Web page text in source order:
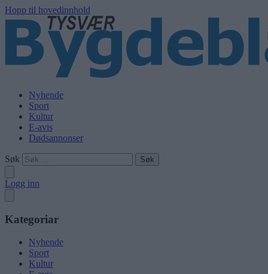
Hopp til hovedinnhold
Nyhende
Sport
Kultur
E-avis
Dødsannonser
Søk
Logg inn
Kategoriar
Nyhende
Sport
Kultur